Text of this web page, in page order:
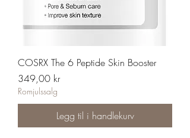
COSRX The 6 Peptide Skin Booster
Pris
349,00 kr
Romjulssalg
Legg til i handlekurv